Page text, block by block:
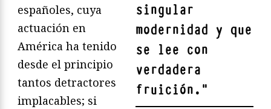
singular
modernidad y que
se lee con
verdadera
fruición. "
españoles, cuya
actuación en
América ha tenido
desde el principio
tantos detractores
implacables; si